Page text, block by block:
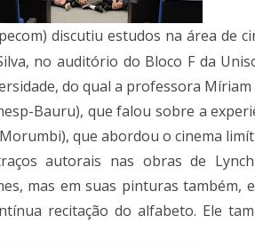
discutiu estudos na área de
no auditório do Bloco F da
do qual a professora Míriam
Bauru), que falou sobre a
que abordou o cinema
autorais nas obras de
mas em suas pinturas também,
recitação do alfabeto. Ele